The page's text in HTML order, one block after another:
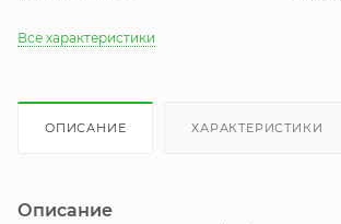
Все характеристики
ОПИСАНИЕ ХАРАКТЕРИСТИКИ
Описание